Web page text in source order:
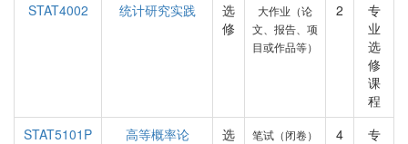
STAT4002
统计研究实践
选
修
大作业（论
文、报告、项
目或作品等）
2
专
业
选
修
课
程
STAT5101P
高等概率论
选
笔试（闭卷） 4
专